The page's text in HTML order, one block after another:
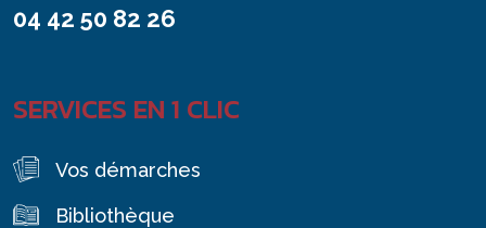
04 42 50 82 26
SERVICES EN 1 CLIC
Vos démarches
Bibliothèque